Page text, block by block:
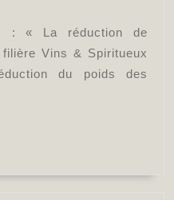
«
La
: « La réduction de
filière Vins & Spiritueux
du poids des